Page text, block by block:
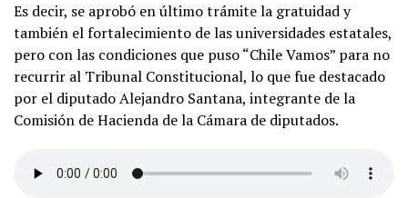
Es decir, se aprobó en último trámite la gratuidad y
también el fortalecimiento de las universidades estatales,
pero con las condiciones que puso “Chile Vamos” para no
recurrir al Tribunal Constitucional, lo que fue destacado
por el diputado Alejandro Santana, integrante de la
Comisión de Hacienda de la Cámara de diputados.